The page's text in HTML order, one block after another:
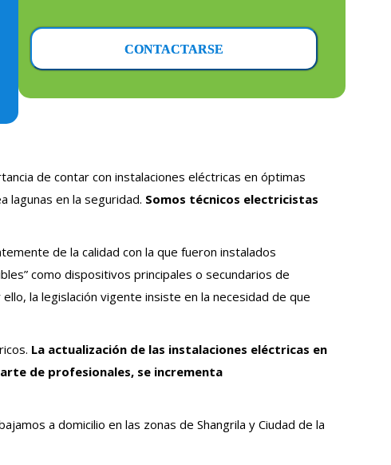
CONTACTARSE
de contar con instalaciones eléctricas en óptimas
lagunas en la seguridad. Somos técnicos electricistas
de la calidad con la que fueron instalados
como dispositivos principales o secundarios de
la legislación vigente insiste en la necesidad de que
La actualización de las instalaciones eléctricas en
de profesionales, se incrementa
a domicilio en las zonas de Shangrila y Ciudad de la